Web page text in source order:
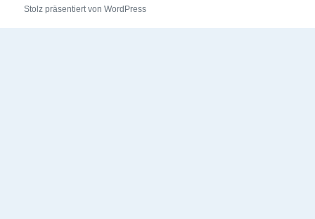
Stolz präsentiert von WordPress